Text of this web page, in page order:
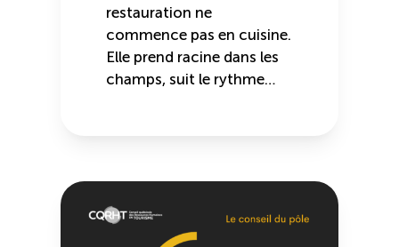
restauration ne
commence pas en cuisine.
Elle prend racine dans les
champs, suit le rythme…